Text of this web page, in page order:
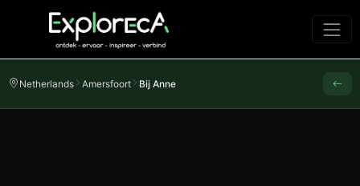
Netherlands Amersfoort Bij Anne